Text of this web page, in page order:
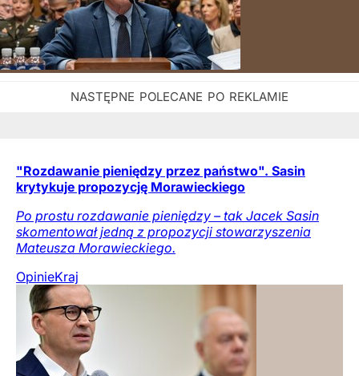
"Rozdawanie pieniędzy przez państwo". Sasin
krytykuje propozycję Morawieckiego
Po prostu rozdawanie pieniędzy – tak Jacek Sasin
skomentował jedną z propozycji stowarzyszenia
Mateusza Morawieckiego.
OpinieKraj